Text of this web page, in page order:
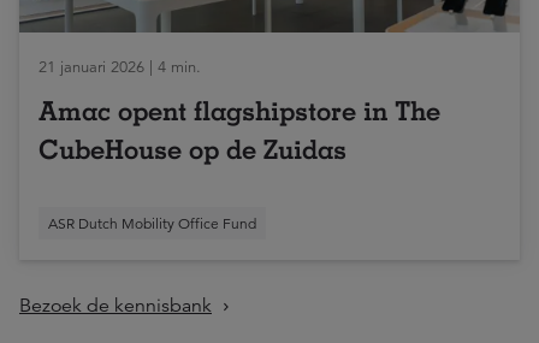
21 januari 2026 | 4 min.
Amac opent flagshipstore in The
CubeHouse op de Zuidas
ASR Dutch Mobility Office Fund
Bezoek de kennisbank